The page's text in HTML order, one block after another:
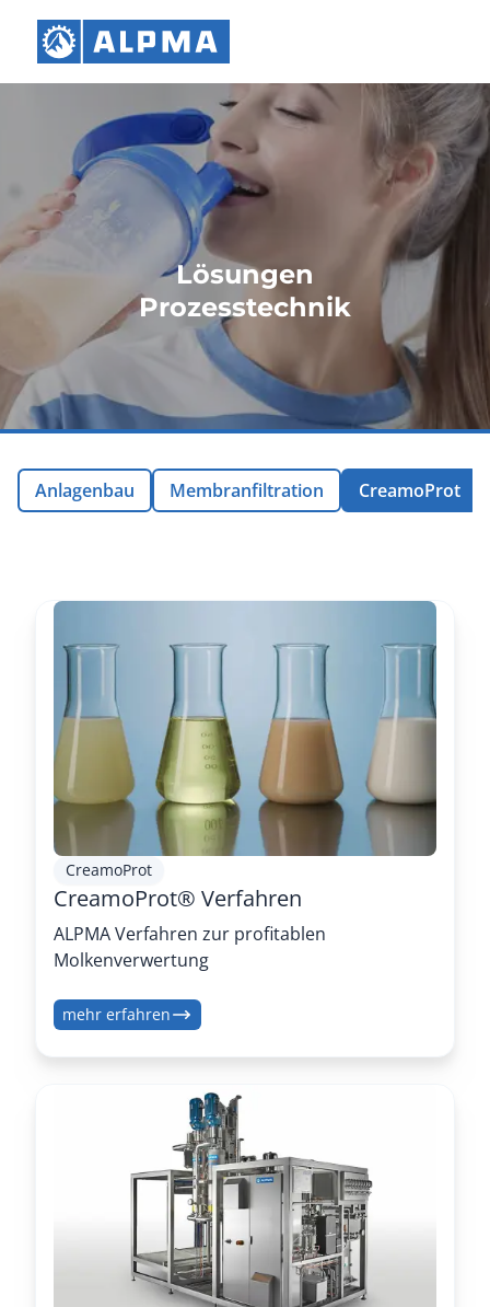
Lösungen
Prozesstechnik
Anlagenbau Membranfiltration CreamoProt
CreamoProt
CreamoProt® Verfahren
ALPMA Verfahren zur profitablen
Molkenverwertung
mehr erfahren